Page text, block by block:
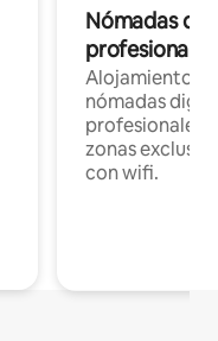
Nómadas
Alojamientos
nómadas
profesionales
zonas
con wifi.